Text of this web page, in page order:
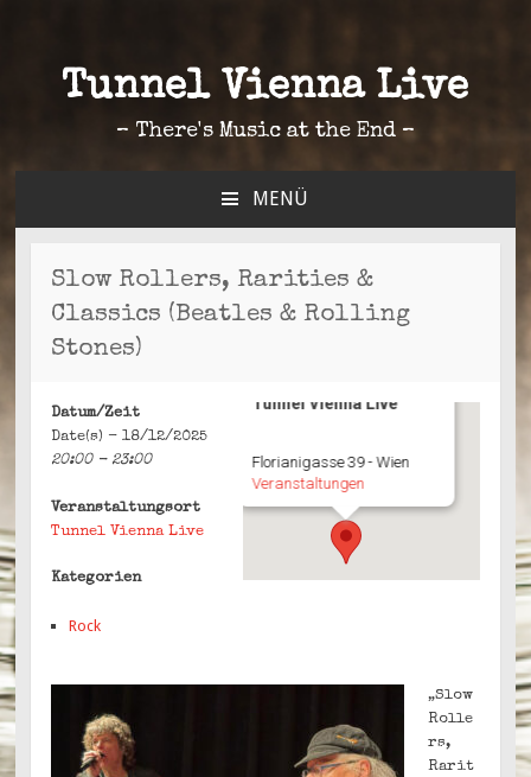
Tunnel Vienna Live
– There's Music at the End –
MENÜ
SPRINGEN
Slow Rollers, Rarities &
Classics (Beatles & Rolling
Stones)
Tunnel Vienna Live
Florianigasse 39 - Wien
Veranstaltungen
Datum/Zeit
Date(s) - 18/12/2025
20:00 - 23:00
Veranstaltungsort
Tunnel Vienna Live
Kategorien
Rock
„Slow
Rolle
rs,
Rarit